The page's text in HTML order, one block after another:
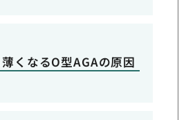
くなるO型AGAの原因